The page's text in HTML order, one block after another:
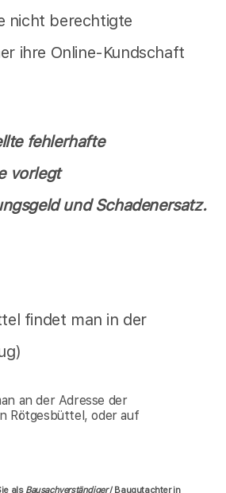
nicht berechtigte
ihre Online-Kundschaft
fehlerhafte
vorlegt
und Schadenersatz.
findet man in der
an der Adresse der
Rötgesbüttel, oder auf
als Bausachverständiger/ Baugutachter in